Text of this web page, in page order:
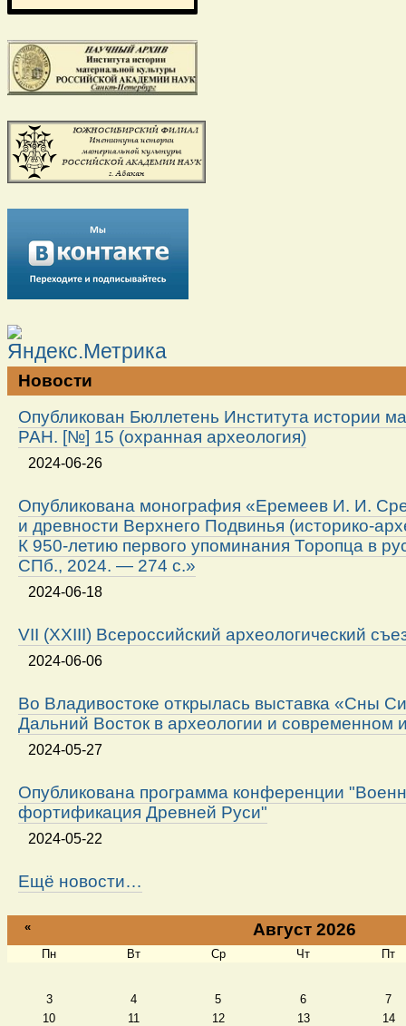
Новости
Опубликован Бюллетень Института истории
РАН. [№] 15 (охранная археология)
2024-06-26
Опубликована монография «Еремеев И. И.
и древности Верхнего Подвинья (историко-
К 950-летию первого упоминания Торопца в
СПб., 2024. — 274 с.»
2024-06-18
VII (XXIII) Всероссийский археологический
2024-06-06
Во Владивостоке открылась выставка «Сны
Дальний Восток в археологии и современном
2024-05-27
Опубликована программа конференции
фортификация Древней Руси"
2024-05-22
Ещё новости…
« Август 2026
Пн Вт Ср Чт Пт
3 4 5 6
7
10
11 12 13 14